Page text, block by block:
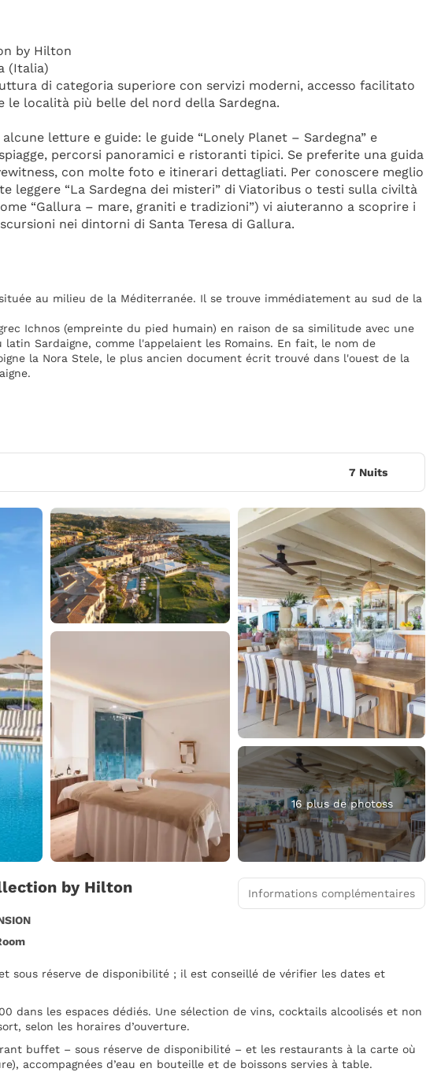
by Hilton
(Italia)
di categoria superiore con servizi moderni, accesso facilitato
le località più belle del nord della Sardegna.
letture e guide: le guide “Lonely Planet – Sardegna” e
percorsi panoramici e ristoranti tipici. Se preferite una guida
con molte foto e itinerari dettagliati. Per conoscere meglio
leggere “La Sardegna dei misteri” di Viatoribus o testi sulla civiltà
“Gallura – mare, graniti e tradizioni”) vi aiuteranno a scoprire i
nei dintorni di Santa Teresa di Gallura.
au milieu de la Méditerranée. Il se trouve immédiatement au sud de la
Ichnos (empreinte du pied humain) en raison de sa similitude avec une
Sardaigne, comme l'appelaient les Romains. En fait, le nom de
la Nora Stele, le plus ancien document écrit trouvé dans l'ouest de la
7 Nuits
16 plus de photoss
by Hilton
buffet – sous réserve de disponibilité – et les restaurants à la carte où
accompagnées d’eau en bouteille et de boissons servies à table.
dans les espaces dédiés. Une sélection de vins, cocktails alcoolisés et non
selon les horaires d’ouverture.
sous réserve de disponibilité ; il est conseillé de vérifier les dates et
Informations complémentaires